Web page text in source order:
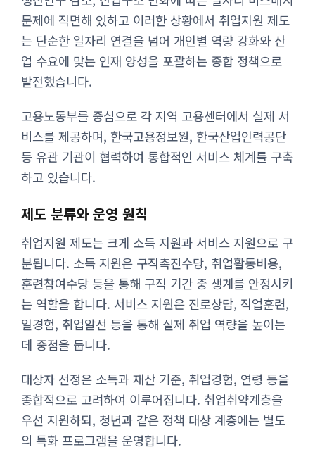
문제에 직면해 있하고 이러한 상황에서 취업지원 제도
는 단순한 일자리 연결을 넘어 개인별 역량 강화와 산
업 수요에 맞는 인재 양성을 포괄하는 종합 정책으로
발전했습니다.
고용노동부를 중심으로 각 지역 고용센터에서 실제 서
비스를 제공하며, 한국고용정보원, 한국산업인력공단
등 유관 기관이 협력하여 통합적인 서비스 체계를 구축
하고 있습니다.
제도 분류와 운영 원칙
취업지원 제도는 크게 소득 지원과 서비스 지원으로 구
분됩니다. 소득 지원은 구직촉진수당, 취업활동비용,
훈련참여수당 등을 통해 구직 기간 중 생계를 안정시키
는 역할을 합니다. 서비스 지원은 진로상담, 직업훈련,
일경험, 취업알선 등을 통해 실제 취업 역량을 높이는
데 중점을 둡니다.
대상자 선정은 소득과 재산 기준, 취업경험, 연령 등을
종합적으로 고려하여 이루어집니다. 취업취약계층을
우선 지원하되, 청년과 같은 정책 대상 계층에는 별도
의 특화 프로그램을 운영합니다.